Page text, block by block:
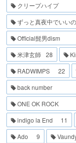
クリープハイプ
ずっと真夜中でいいの
Official髭男dism
米津玄師 28
RADWIMPS
22
back number
ONE OK ROCK
indigo la End
11
Ado
9